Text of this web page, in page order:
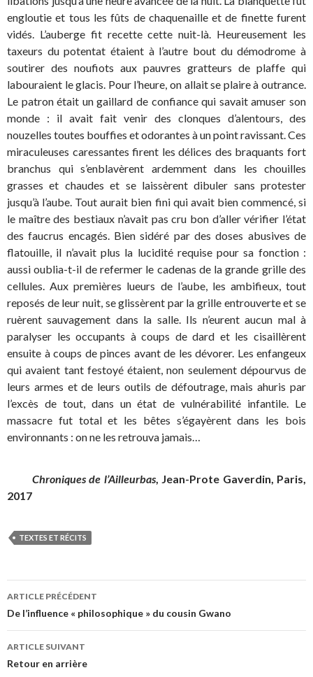
engloutie et tous les fûts de chaquenaille et de finette furent
vidés. L’auberge fit recette cette nuit-là. Heureusement les
taxeurs du potentat étaient à l’autre bout du démodrome à
soutirer des noufiots aux pauvres gratteurs de plaffe qui
labouraient le glacis. Pour l’heure, on allait se plaire à outrance.
Le patron était un gaillard de confiance qui savait amuser son
monde : il avait fait venir des clonques d’alentours, des
nouzelles toutes bouffies et odorantes à un point ravissant. Ces
miraculeuses caressantes firent les délices des braquants fort
branchus qui s’enblavèrent ardemment dans les chouilles
grasses et chaudes et se laissèrent dibuler sans protester
jusqu’à l’aube. Tout aurait bien fini qui avait bien commencé, si
le maître des bestiaux n’avait pas cru bon d’aller vérifier l’état
des faucrus encagés. Bien sidéré par des doses abusives de
flatouille, il n’avait plus la lucidité requise pour sa fonction :
aussi oublia-t-il de refermer le cadenas de la grande grille des
cellules. Aux premières lueurs de l’aube, les ambifieux, tout
reposés de leur nuit, se glissèrent par la grille entrouverte et se
ruèrent sauvagement dans la salle. Ils n’eurent aucun mal à
paralyser les occupants à coups de dard et les cisaillèrent
ensuite à coups de pinces avant de les dévorer. Les enfangeux
qui avaient tant festoyé étaient, non seulement dépourvus de
leurs armes et de leurs outils de défoutrage, mais ahuris par
l’excès de tout, dans un état de vulnérabilité infantile. Le
massacre fut total et les bêtes s’égayèrent dans les bois
environnants : on ne les retrouva jamais…
Chroniques de l’Ailleurbas, Jean-Prote Gaverdin, Paris,
2017
TEXTES ET RÉCITS
Navigation
de
l’article
ARTICLE PRÉCÉDENT
De l’influence « philosophique » du cousin Gwano
ARTICLE SUIVANT
Retour en arrière